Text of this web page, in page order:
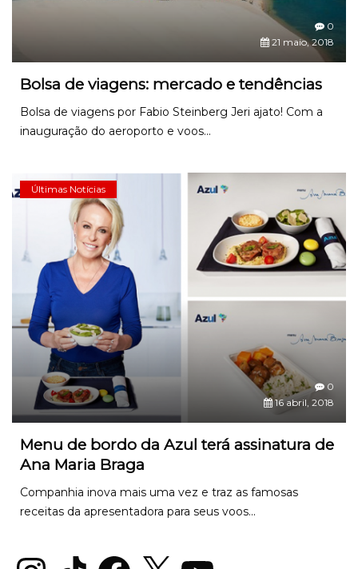
0
21 maio, 2018
Bolsa de viagens: mercado e tendências
Bolsa de viagens por Fabio Steinberg Jeri ajato! Com a
inauguração do aeroporto e voos...
Últimas Notícias
0
16 abril, 2018
Menu de bordo da Azul terá assinatura de
Ana Maria Braga
Companhia inova mais uma vez e traz as famosas
receitas da apresentadora para seus voos...
InstagramTikTok Facebook
X YouTube